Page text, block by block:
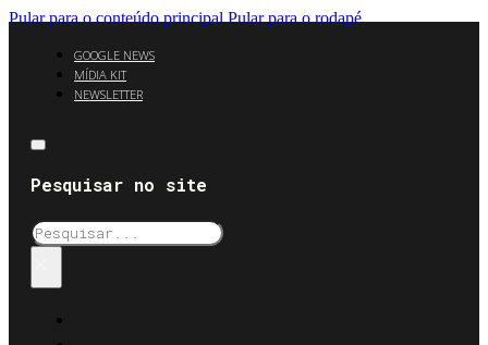
Pular para o conteúdo principal Pular para o rodapé
GOOGLE NEWS
MÍDIA KIT
NEWSLETTER
Pesquisar no site
Pesquisar